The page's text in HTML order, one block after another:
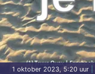
1 oktober 2023, 5:20 uur